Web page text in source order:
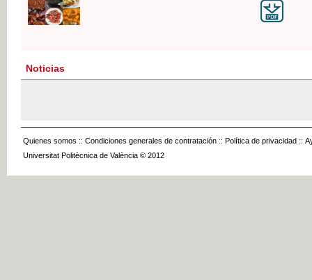
Noticias
Quienes somos :: Condiciones generales de contratación :: Política de privacidad ::
Universitat Politècnica de València © 2012